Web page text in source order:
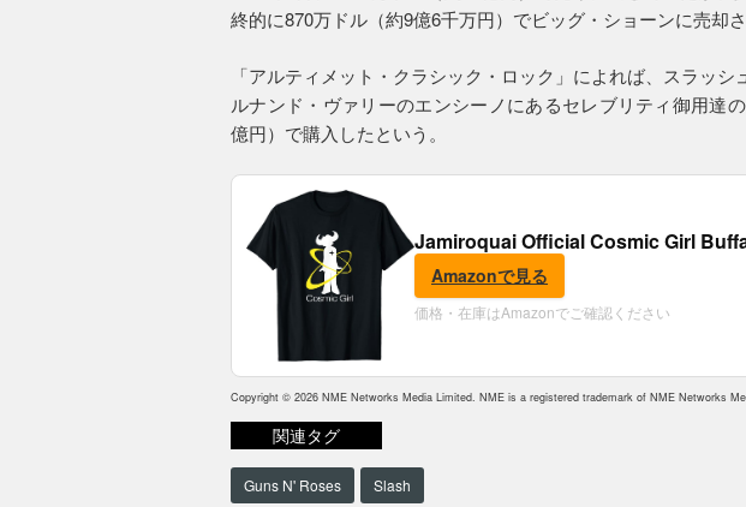
終的に870万ドル（約9億6千万円）でビッグ・ショーンに売却さ
「アルティメット・クラシック・ロック」によれば、スラッ
ルナンド・ヴァリーのエンシーノにあるセレブリティ御用達
億円）で購入したという。
Jamiroquai Official Cosmic Girl
Amazonで見る
価格・在庫はAmazonでご確認ください
Copyright © 2026 NME Networks Media Limited. NME is a registered trademark of NME Networks
関連タグ
Guns N' Roses Slash